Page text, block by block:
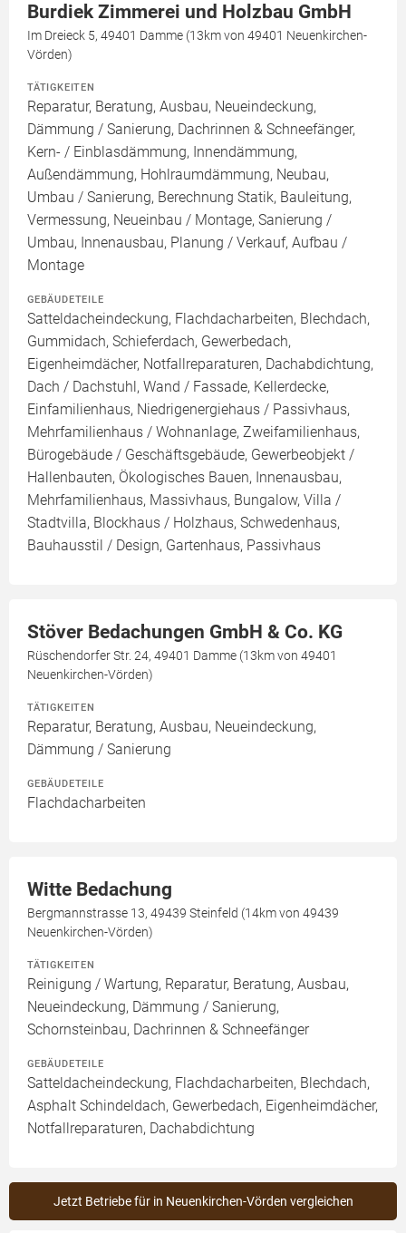
Burdiek Zimmerei und Holzbau GmbH
Im Dreieck 5, 49401 Damme (13km von 49401 Neuenkirchen-
Vörden)
TÄTIGKEITEN
Reparatur, Beratung, Ausbau, Neueindeckung,
Dämmung / Sanierung, Dachrinnen & Schneefänger,
Kern- / Einblasdämmung, Innendämmung,
Außendämmung, Hohlraumdämmung, Neubau,
Umbau / Sanierung, Berechnung Statik, Bauleitung,
Vermessung, Neueinbau / Montage, Sanierung /
Umbau, Innenausbau, Planung / Verkauf, Aufbau /
Montage
GEBÄUDETEILE
Satteldacheindeckung, Flachdacharbeiten, Blechdach,
Gummidach, Schieferdach, Gewerbedach,
Eigenheimdächer, Notfallreparaturen, Dachabdichtung,
Dach / Dachstuhl, Wand / Fassade, Kellerdecke,
Einfamilienhaus, Niedrigenergiehaus / Passivhaus,
Mehrfamilienhaus / Wohnanlage, Zweifamilienhaus,
Bürogebäude / Geschäftsgebäude, Gewerbeobjekt /
Hallenbauten, Ökologisches Bauen, Innenausbau,
Mehrfamilienhaus, Massivhaus, Bungalow, Villa /
Stadtvilla, Blockhaus / Holzhaus, Schwedenhaus,
Bauhausstil / Design, Gartenhaus, Passivhaus
Stöver Bedachungen GmbH & Co. KG
Rüschendorfer Str. 24, 49401 Damme (13km von 49401
Neuenkirchen-Vörden)
TÄTIGKEITEN
Reparatur, Beratung, Ausbau, Neueindeckung,
Dämmung / Sanierung
GEBÄUDETEILE
Flachdacharbeiten
Witte Bedachung
Bergmannstrasse 13, 49439 Steinfeld (14km von 49439
Neuenkirchen-Vörden)
TÄTIGKEITEN
Reinigung / Wartung, Reparatur, Beratung, Ausbau,
Neueindeckung, Dämmung / Sanierung,
Schornsteinbau, Dachrinnen & Schneefänger
GEBÄUDETEILE
Satteldacheindeckung, Flachdacharbeiten, Blechdach,
Asphalt Schindeldach, Gewerbedach, Eigenheimdächer,
Notfallreparaturen, Dachabdichtung
Jetzt Betriebe für in Neuenkirchen-Vörden vergleichen